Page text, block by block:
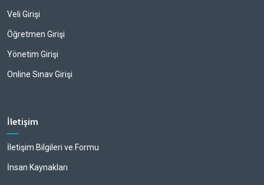
Veli Girişi
Öğretmen Girişi
Yönetim Girişi
Online Sınav Girişi
İletişim
İletişim Bilgileri ve Formu
İnsan Kaynakları